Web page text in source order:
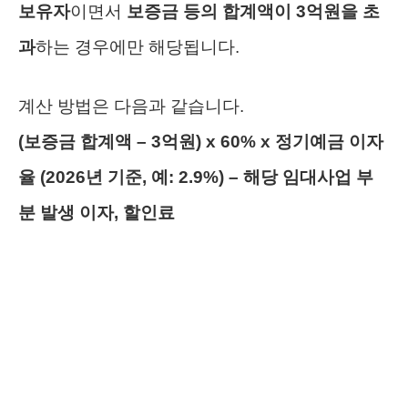
보유자이면서 보증금 등의 합계액이 3억원을 초
과하는 경우에만 해당됩니다.
계산 방법은 다음과 같습니다.
(보증금 합계액 – 3억원) x 60% x 정기예금 이자
율 (2026년 기준, 예: 2.9%) – 해당 임대사업 부
분 발생 이자, 할인료